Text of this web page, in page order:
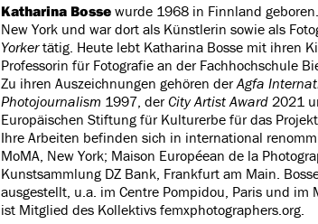
Katharina Bosse wurde 1968 in Finnland
New York und war dort als Künstlerin sowie als
Yorkertätig. Heute lebt Katharina Bosse mit ihren
Professorin für Fotografie an der Fachhochschule
Zu ihren Auszeichnungen gehören derAgfa
Photojournalism 1997, derCity Artist Award 2021
Europäischen Stiftung für Kulturerbe für das Projekt
Ihre Arbeiten befinden sich in international
MoMA, New York; Maison Européean de la
Kunstsammlung DZ Bank, Frankfurt am Main.
ausgestellt, u.a. im Centre Pompidou, Paris und im
ist Mitglied des Kollektivs femxphotographers.org.